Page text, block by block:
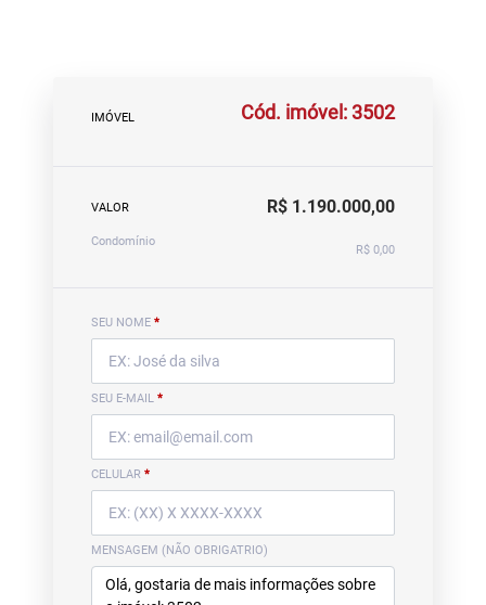
IMÓVEL Cód. imóvel: 3502
VALOR R$ 1.190.000,00
Condomínio
R$ 0,00
SEU NOME *
SEU E-MAIL *
CELULAR *
MENSAGEM (NÃO OBRIGATRIO)